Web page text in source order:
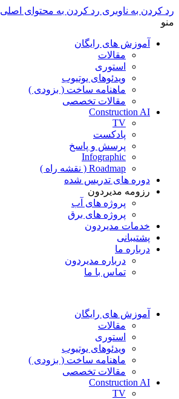
رد کردن به ناوبری رد کردن به محتوای اصلی
منو
آموزش های رایگان
مقالات
استوری
ویدئوهای یوتیوب
ماهنامه ساخت ( بزودی )
مقالات تخصصی
Construction AI
TV
پادکست
پرسش و پاسخ
Infographic
Roadmap ( نقشه راه )
دوره های تدریس شده
رزومه مدیردون
پروژه های آب
پروژه های برق
خدمات مدیردون
پشتیبانی
درباره ما
درباره مدیردون
تماس با ما
آموزش های رایگان
مقالات
استوری
ویدئوهای یوتیوب
ماهنامه ساخت ( بزودی )
مقالات تخصصی
Construction AI
TV